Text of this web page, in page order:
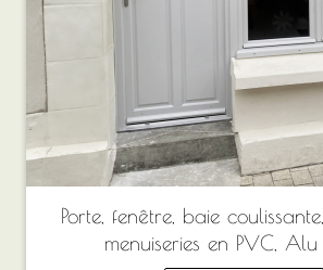
Porte, fenêtre, baie
menuiseries en PVC, Alu